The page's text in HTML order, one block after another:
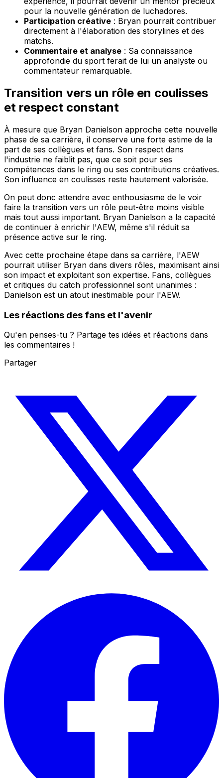
pour la nouvelle génération de luchadores.
Participation créative : Bryan pourrait contribuer
directement à l'élaboration des storylines et des
matchs.
Commentaire et analyse : Sa connaissance
approfondie du sport ferait de lui un analyste ou
commentateur remarquable.
Transition vers un rôle en coulisses
et respect constant
À mesure que Bryan Danielson approche cette nouvelle
phase de sa carrière, il conserve une forte estime de la
part de ses collègues et fans. Son respect dans
l'industrie ne faiblit pas, que ce soit pour ses
compétences dans le ring ou ses contributions créatives.
Son influence en coulisses reste hautement valorisée.
On peut donc attendre avec enthousiasme de le voir
faire la transition vers un rôle peut-être moins visible
mais tout aussi important. Bryan Danielson a la capacité
de continuer à enrichir l'AEW, même s'il réduit sa
présence active sur le ring.
Avec cette prochaine étape dans sa carrière, l'AEW
pourrait utiliser Bryan dans divers rôles, maximisant ainsi
son impact et exploitant son expertise. Fans, collègues
et critiques du catch professionnel sont unanimes :
Danielson est un atout inestimable pour l'AEW.
Les réactions des fans et l'avenir
Qu'en penses-tu ? Partage tes idées et réactions dans
les commentaires !
Partager